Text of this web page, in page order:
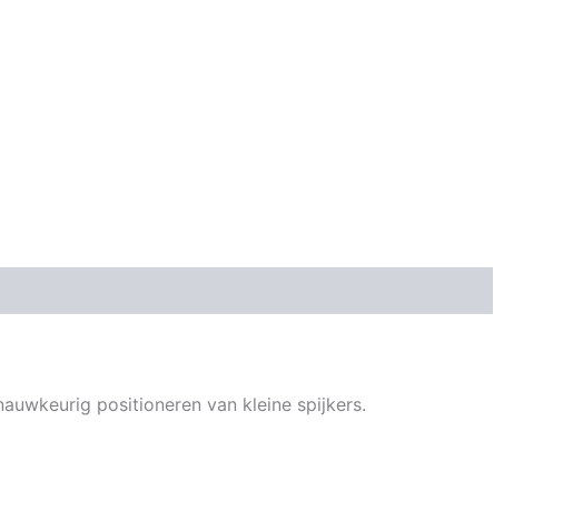
positioneren van kleine spijkers.